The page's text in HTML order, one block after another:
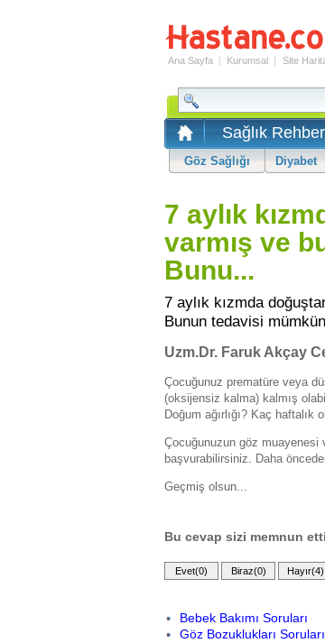
Ana Sayfa | Kurumsal | Site
Sağlık
Göz Sağlığı Diyabet
7 aylık
varmış ve
Bunu...
7 aylık kızmda
Bunun tedavisi
Uzm.Dr. Faruk Akçay
Çocuğunuz prematüre veya
(oksijensiz kalma) kalmış
Doğum ağırlığı? Kaç
Çocuğunuzun göz muayenesi
başvurabilirsiniz. Daha
Geçmiş olsun...
Bu cevap sizi memnun
Bebek Bakımı Soruları
Göz Bozuklukları Soruları